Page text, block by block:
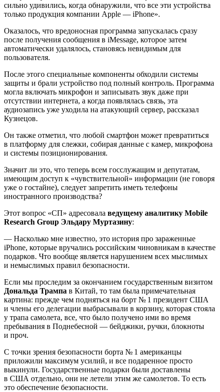
сильно удивились, когда обнаружили, что все эти устройства
только продукция компании Apple — iPhone».
Оказалось, что вредоносная программа запускалась сразу
после получения сообщения в iMessage, которое затем
автоматически удалялось, становясь невидимым для
пользователя.
После этого специальные компоненты обходили системы
защиты и брали устройство под полный контроль. Программа
могла включать микрофон и записывать звук даже при
отсутствии интернета, а когда появлялась связь, эта
аудиозапись уже уходила на атакующий сервер, рассказал
Кузнецов.
Он также отметил, что любой смартфон может превратиться
в платформу для слежки, собирая данные с камер, микрофона
и системы позиционирования.
Значит ли это, что теперь всем госслужащим и депутатам,
имеющим доступ к «чувствительной» информации (не говоря
уже о гостайне), следует запретить иметь телефоны
иностранного производства?
Этот вопрос «СП» адресовала ведущему аналитику Mobile
Research Group Эльдару Муртазину:
— Насколько мне известно, это история про зараженные
iPhone, которые вручались российским чиновникам в качестве
подарков. Что вообще является нарушением всех мыслимых
и немыслимых правил безопасности.
Если мы проследим за окончанием государственным визитом
Дональда Трампа в Китай, то там была примечательная
картина: прежде чем подняться на борт № 1 президент США
и члены его делегации выбрасывали в корзину, которая стояла
у трапа самолета, все, что было получено ими во время
пребывания в Поднебесной — бейджики, ручки, блокноты
и проч.
С точки зрения безопасности борта № 1 американцы
приложили максимум усилий, и все подаренное просто
выкинули. Государственные подарки были доставлены
в США отдельно, они не летели этим же самолетов. То есть
это обеспечение безопасности.